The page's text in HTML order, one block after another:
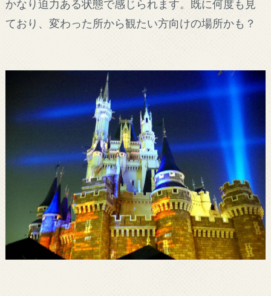
かなり迫力ある状態で感じられます。既に何度も見
ており、変わった所から観たい方向けの場所かも？